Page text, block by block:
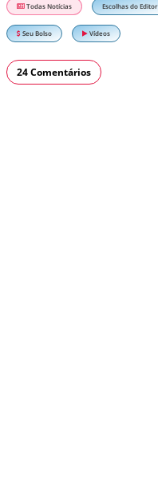
Todas Notícias Escolhas do Editor
Seu Bolso Vídeos
24 Comentários